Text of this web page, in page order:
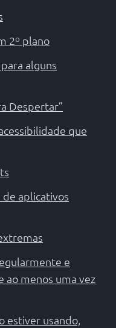
2º plano
alguns
Despertar”
que
aplicativos
e
ao menos uma vez
estiver usando,